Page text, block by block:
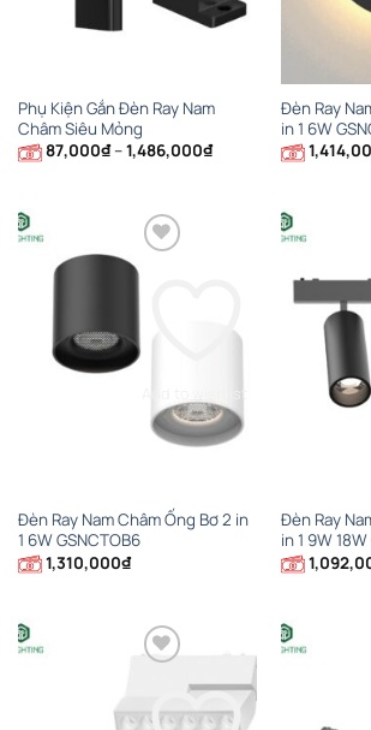
Phụ Kiện Gắn Đèn Ray Nam
Châm Siêu Mỏng
87,000₫–1,486,000₫Khoảng
1,486,000₫
Đèn Ray
in 1 6W
Đèn Ray Nam Châm Ống Bơ 2 in
1 6W GSNCTOB6
1,310,000₫
Đèn Ray
in 1 9W